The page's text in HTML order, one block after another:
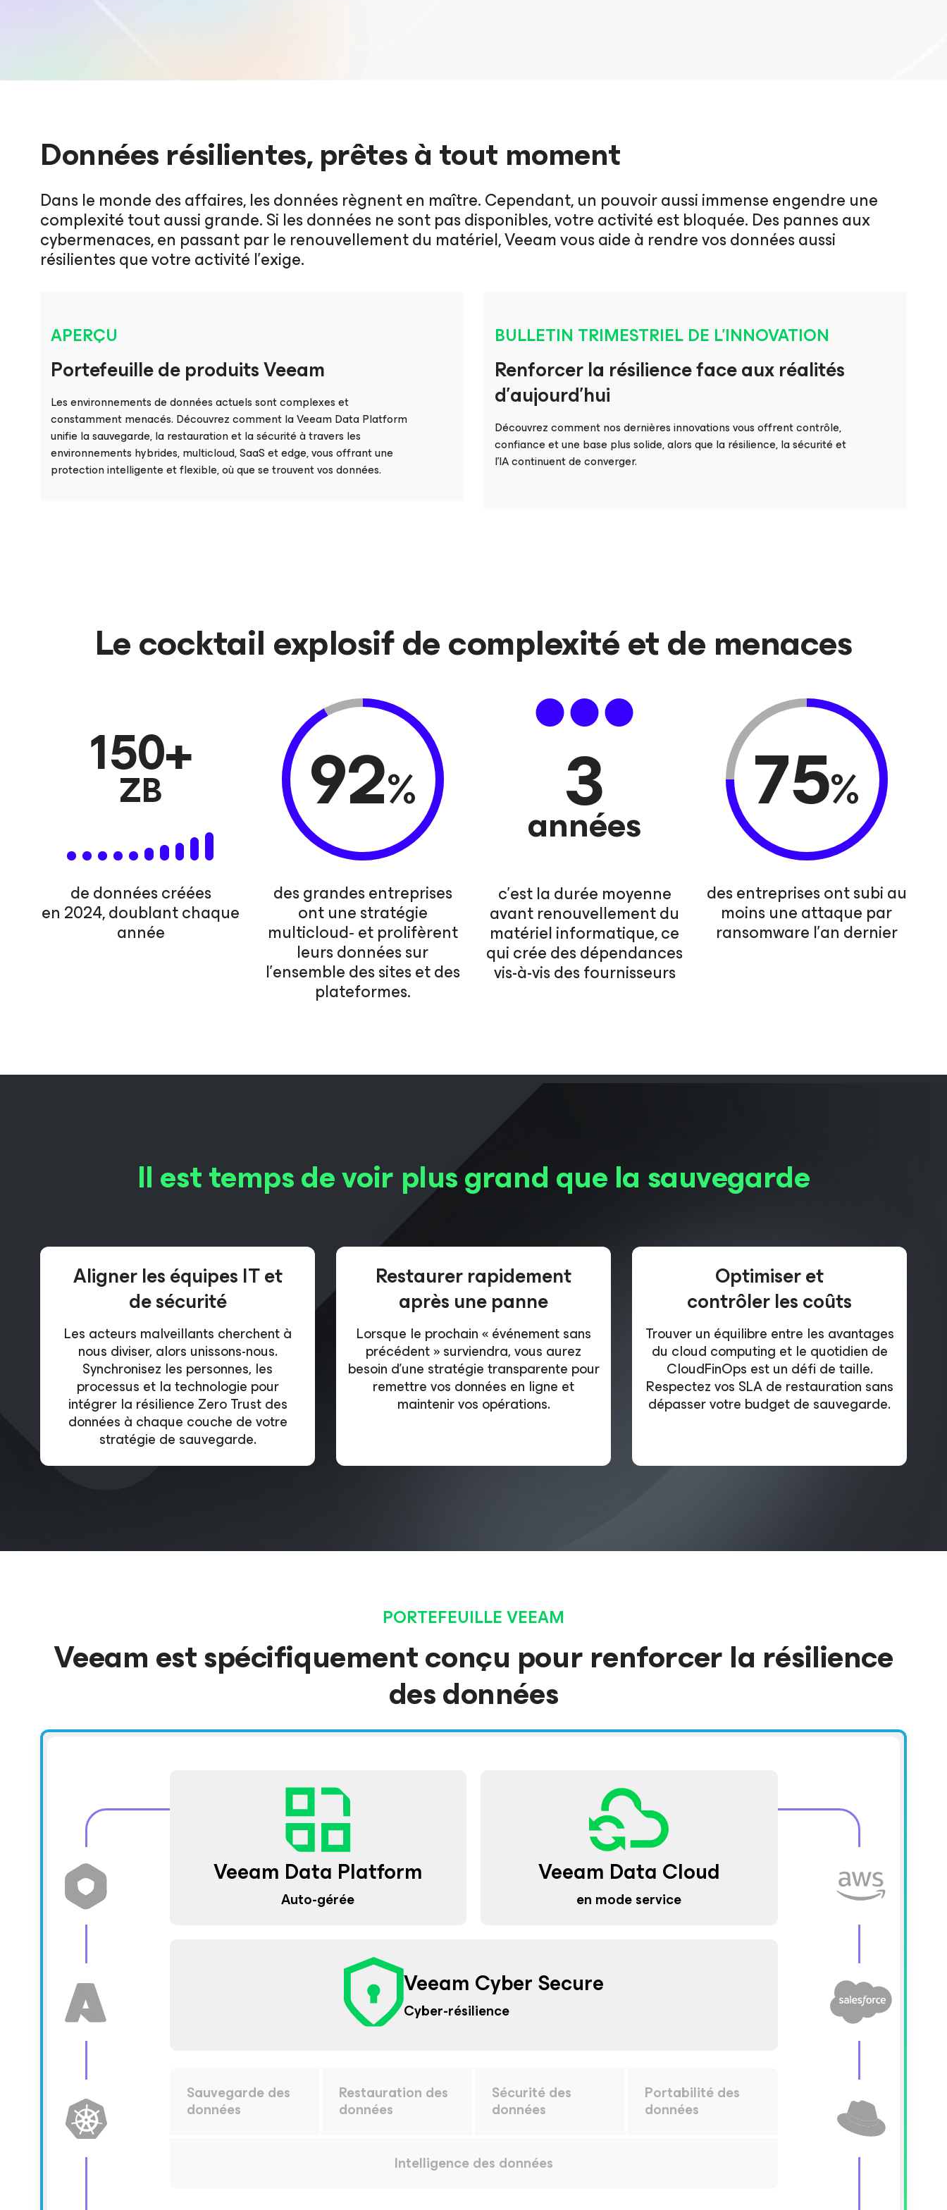
Données résilientes, prêtes à tout moment
Dans le monde des affaires, les données règnent en maître. Cependant, un pouvoir aussi immense engendre une
complexité tout aussi grande. Si les données ne sont pas disponibles, votre activité est bloquée. Des pannes aux
cybermenaces, en passant par le renouvellement du matériel, Veeam vous aide à rendre vos données aussi
résilientes que votre activité l’exige.
APERÇU
Portefeuille de produits Veeam
Les environnements de données actuels sont complexes et
constamment menacés. Découvrez comment la Veeam Data Platform
unifie la sauvegarde, la restauration et la sécurité à travers les
environnements hybrides, multicloud, SaaS et edge, vous offrant une
protection intelligente et flexible, où que se trouvent vos données.
BULLETIN TRIMESTRIEL DE L’INNOVATION
Renforcer la résilience face aux réalités
d’aujourd’hui
Découvrez comment nos dernières innovations vous offrent contrôle,
confiance et une base plus solide, alors que la résilience, la sécurité et
l’IA continuent de converger.
Le cocktail explosif de complexité et de menaces
150+
ZB
de données créées
en 2024, doublant chaque
année
92%
des grandes entreprises
ont une stratégie
multicloud‑ et prolifèrent
leurs données sur
l’ensemble des sites et des
plateformes.
3
années
c’est la durée moyenne
avant renouvellement du
matériel informatique, ce
qui crée des dépendances
vis-à-vis des fournisseurs
75%
des entreprises ont subi au
moins une attaque par
ransomware l’an dernier
Il est temps de voir plus grand que la sauvegarde
Aligner les équipes IT et
de sécurité
Les acteurs malveillants cherchent à
nous diviser, alors unissons-nous.
Synchronisez les personnes, les
processus et la technologie pour
intégrer la résilience Zero Trust des
données à chaque couche de votre
stratégie de sauvegarde.
Restaurer rapidement
après une panne
Lorsque le prochain « événement sans
précédent » surviendra, vous aurez
besoin d’une stratégie transparente pour
remettre vos données en ligne et
maintenir vos opérations.
Optimiser et
contrôler les coûts
Trouver un équilibre entre les avantages
du cloud computing et le quotidien de
CloudFinOps est un défi de taille.
Respectez vos SLA de restauration sans
dépasser votre budget de sauvegarde.
PORTEFEUILLE VEEAM
Veeam est spécifiquement conçu pour renforcer la résilience
des données
Veeam Data Platform
Auto-gérée
Veeam Data Cloud
en mode service
Veeam Cyber Secure
Cyber-résilience
Sauvegarde des
données
Restauration des
données
Sécurité des
données
Portabilité des
données
Intelligence des données